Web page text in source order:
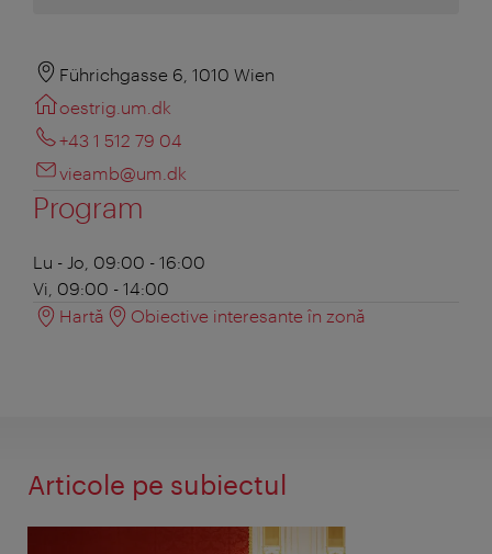
Führichgasse 6, 1010 Wien
oestrig.um.dk
+43 1 512 79 04
vieamb@um.dk
Program
Lu - Jo, 09:00 - 16:00
Vi, 09:00 - 14:00
Hartă
Obiective interesante în zonă
Articole pe subiectul